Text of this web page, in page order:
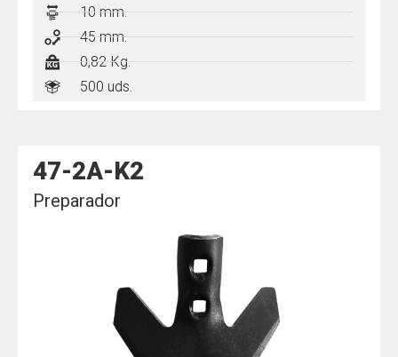
10 mm.
45 mm.
0,82 Kg.
500 uds.
47-2A-K2
Preparador